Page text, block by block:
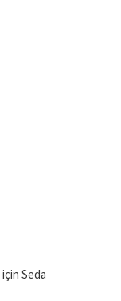
için Seda